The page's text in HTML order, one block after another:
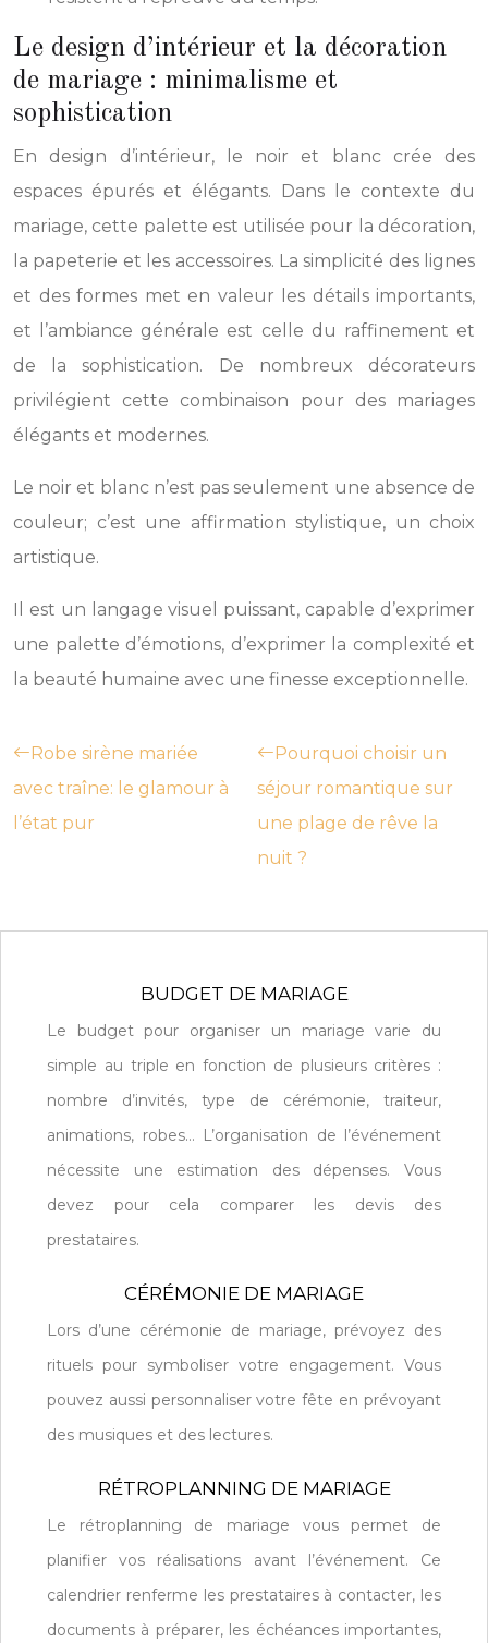
Le design d’intérieur et la décoration
de mariage : minimalisme et
sophistication
En design d’intérieur, le noir et blanc crée des
espaces épurés et élégants. Dans le contexte du
mariage, cette palette est utilisée pour la décoration,
la papeterie et les accessoires. La simplicité des lignes
et des formes met en valeur les détails importants,
et l’ambiance générale est celle du raffinement et
de la sophistication. De nombreux décorateurs
privilégient cette combinaison pour des mariages
élégants et modernes.
Le noir et blanc n’est pas seulement une absence de
couleur; c’est une affirmation stylistique, un choix
artistique.
Il est un langage visuel puissant, capable d’exprimer
une palette d’émotions, d’exprimer la complexité et
la beauté humaine avec une finesse exceptionnelle.
Robe sirène mariée
avec traîne: le glamour à
l’état pur
Pourquoi choisir un
séjour romantique sur
une plage de rêve la
nuit ?
BUDGET DE MARIAGE
Le budget pour organiser un mariage varie du
simple au triple en fonction de plusieurs critères :
nombre d’invités, type de cérémonie, traiteur,
animations, robes… L’organisation de l’événement
nécessite une estimation des dépenses. Vous
devez pour cela comparer les devis des
prestataires.
CÉRÉMONIE DE MARIAGE
Lors d’une cérémonie de mariage, prévoyez des
rituels pour symboliser votre engagement. Vous
pouvez aussi personnaliser votre fête en prévoyant
des musiques et des lectures.
RÉTROPLANNING DE MARIAGE
Le rétroplanning de mariage vous permet de
planifier vos réalisations avant l’événement. Ce
calendrier renferme les prestataires à contacter, les
documents à préparer, les échéances importantes,